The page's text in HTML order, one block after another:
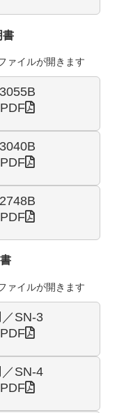
書
ァイルが開きます
ァイルが開きます
SN-3
SN-4